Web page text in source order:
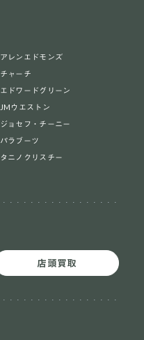
アレンエドモンズ
チャーチ
エドワードグリーン
JMウエストン
ジョセフ・チーニー
パラブーツ
タニノクリスチー
店頭買取